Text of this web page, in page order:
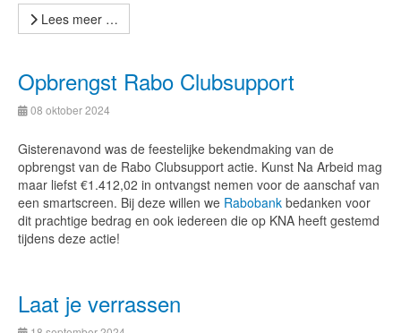
Lees meer …
Opbrengst Rabo Clubsupport
08 oktober 2024
Gisterenavond was de feestelijke bekendmaking van de
opbrengst van de Rabo Clubsupport actie. Kunst Na Arbeid mag
maar liefst €1.412,02 in ontvangst nemen voor de aanschaf van
een smartscreen. Bij deze willen we Rabobank bedanken voor
dit prachtige bedrag en ook iedereen die op KNA heeft gestemd
tijdens deze actie!
Laat je verrassen